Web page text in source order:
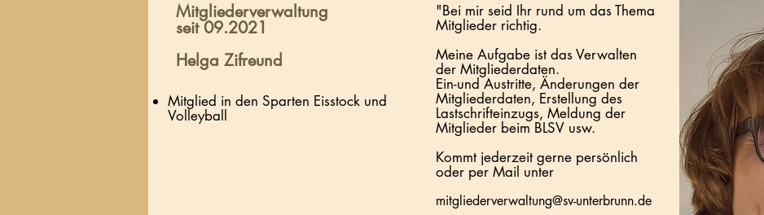
Mitgliederverwaltung
seit 09.2021
Helga Zifreund
.
Mitglied in den Sparten Eisstock und
Volleyball
"Bei mir seid Ihr rund um das Thema
Mitglieder richtig.
Meine Aufgabe ist das Verwalten
der Mitgliederdaten.
Ein-und Austritte, Änderungen der
Mitgliederdaten, Erstellung des
Lastschrifteinzugs, Meldung der
Mitglieder beim BLSV usw.
Kommt jederzeit gerne persönlich
oder per Mail unter
mitgliederverwaltung@sv-unterbrunn.de